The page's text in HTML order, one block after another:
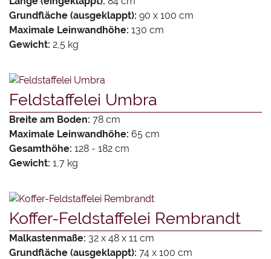
Grundfläche (ausgeklappt): 90 x 100 cm
Maximale Leinwandhöhe: 130 cm
Gewicht: 2,5 kg
Feldstaffelei Umbra
Breite am Boden: 78 cm
Maximale Leinwandhöhe: 65 cm
Gesamthöhe: 128 - 182 cm
Gewicht: 1,7 kg
Koffer-Feldstaffelei Rembrandt
Malkastenmaße: 32 x 48 x 11 cm
Grundfläche (ausgeklappt): 74 x 100 cm